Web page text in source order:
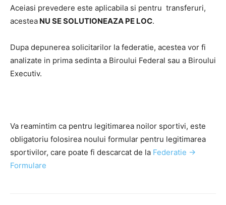
Aceiasi prevedere este aplicabila si pentru transferuri,
acestea NU SE SOLUTIONEAZA PE LOC.
Dupa depunerea solicitarilor la federatie, acestea vor fi
analizate in prima sedinta a Biroului Federal sau a Biroului
Executiv.
Va reamintim ca pentru legitimarea noilor sportivi, este
obligatoriu folosirea noului formular pentru legitimarea
sportivilor, care poate fi descarcat de la Federatie ->
Formulare